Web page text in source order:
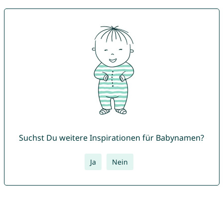
Suchst Du weitere Inspirationen für Babynamen?
Ja Nein